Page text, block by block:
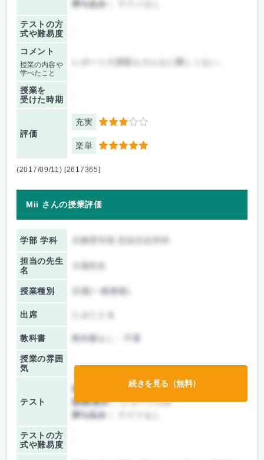
持ち込み：
テストの方
式や難易度
コメント
授業の内容や
学べたこと
授業を
受けた時期
評価
充実 3
楽単 5
(2017/09/11) [2617365]
Mii さんの授業評価
学部 学科
担当の先生
名
大塚先生
授業種別 共通(一般教養)
出席
教科書 教科書なし・不要
授業の雰囲
気
テスト
前期/中間：
授業無し
後期/期末：レポートのみ
持ち込み：
テストの方
式や難易度
続きを見る（無料）